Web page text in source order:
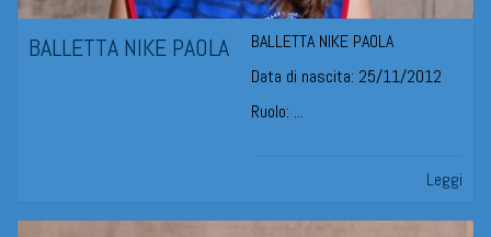
BALLETTA NIKE PAOLA
BALLETTA NIKE PAOLA
Data di nascita: 25/11/2012
Ruolo: ...
Leggi